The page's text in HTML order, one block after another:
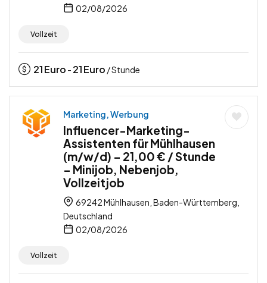
02/08/2026
Vollzeit
21Euro - 21Euro / Stunde
Marketing, Werbung
Influencer-Marketing-
Assistenten für Mühlhausen
(m/w/d) – 21,00 € / Stunde
– Minijob, Nebenjob,
Vollzeitjob
69242 Mühlhausen, Baden-Württemberg,
Deutschland
02/08/2026
Vollzeit